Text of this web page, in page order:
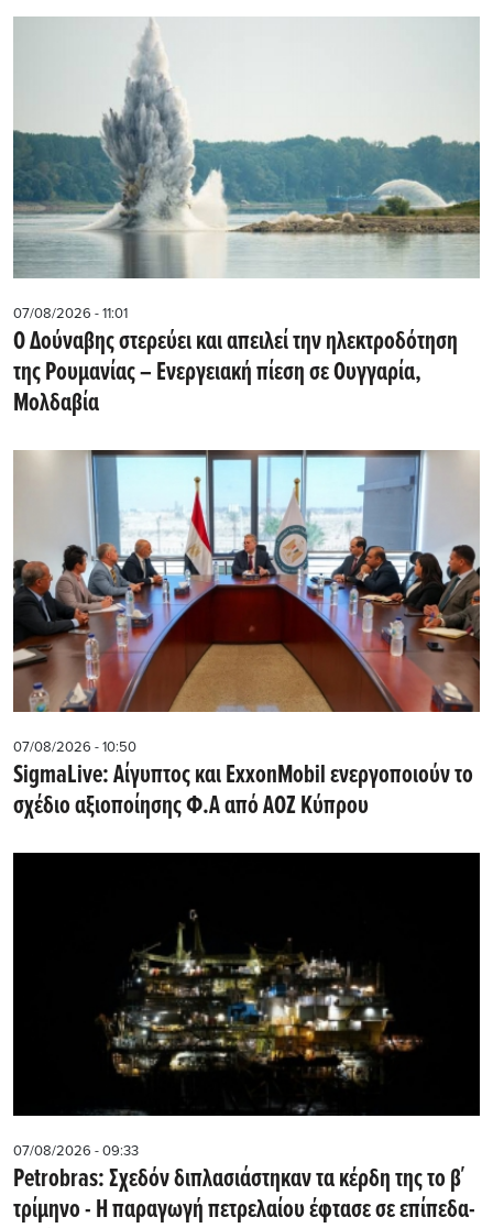
07/08/2026 - 11:01
Ο Δούναβης στερεύει και απειλεί την ηλεκτροδότηση
της Ρουμανίας – Ενεργειακή πίεση σε Ουγγαρία,
Μολδαβία
07/08/2026 - 10:50
SigmaLive: Αίγυπτος και ExxonMobil ενεργοποιούν το
σχέδιο αξιοποίησης Φ.Α από ΑΟΖ Κύπρου
07/08/2026 - 09:33
Petrobras: Σχεδόν διπλασιάστηκαν τα κέρδη της το β΄
τρίμηνο - Η παραγωγή πετρελαίου έφτασε σε επίπεδα-